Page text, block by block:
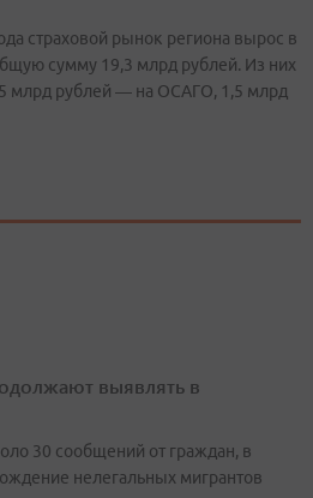
страховой рынок региона вырос в
сумму 19,3 млрд рублей. Из них
млрд рублей ― на ОСАГО, 1,5 млрд
выявлять в
30 сообщений от граждан, в
нелегальных мигрантов